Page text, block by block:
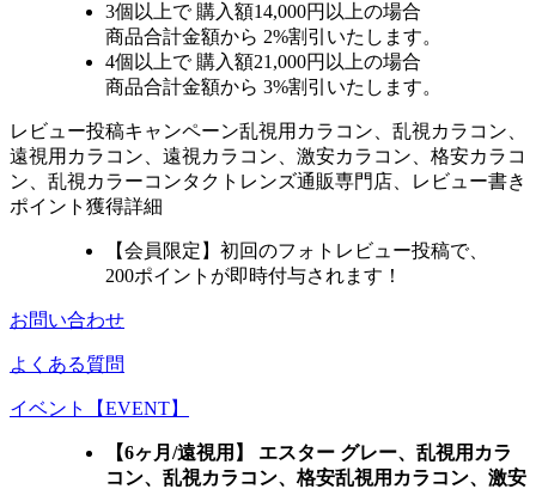
3個 以上で 購入額14,000円以上の場合
商品合計金額から 2%割引いたします。
4個 以上で 購入額21,000円以上の場合
商品合計金額から 3%割引いたします。
レビュー投稿キャンペーン乱視用カラコン、乱視カラコン、
遠視用カラコン、遠視カラコン、激安カラコン、格安カラコ
ン、乱視カラーコンタクトレンズ通販専門店、レビュー書き
ポイント獲得詳細
【会員限定】初回のフォトレビュー投稿で、
200ポイント が即時付与されます！
お問い合わせ
よくある質問
イベント【EVENT】
【6ヶ月/遠視用】 エスター グレー、乱視用カラ
コン、乱視カラコン、格安乱視用カラコン、激安